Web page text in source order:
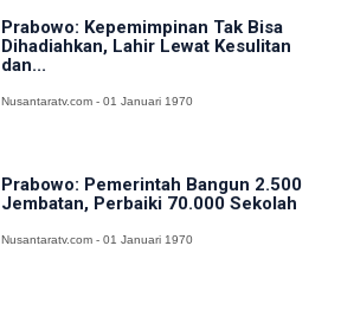
Prabowo: Kepemimpinan Tak Bisa
Dihadiahkan, Lahir Lewat Kesulitan
dan...
Nusantaratv.com - 01 Januari 1970
Prabowo: Pemerintah Bangun 2.500
Jembatan, Perbaiki 70.000 Sekolah
Nusantaratv.com - 01 Januari 1970